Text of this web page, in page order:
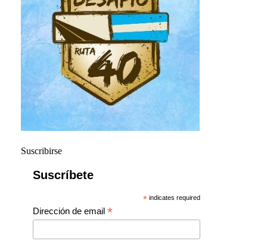
Suscribirse
Suscríbete
* indicates required
Dirección de email *